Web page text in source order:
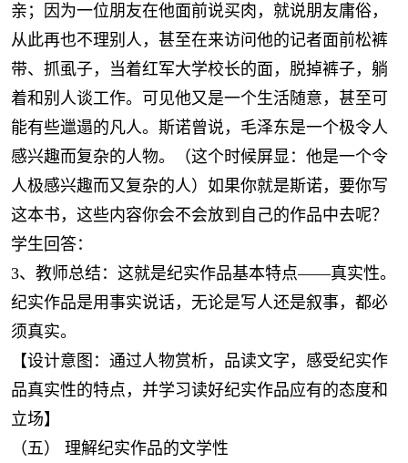
亲；因为一位朋友在他面前说买肉，就说朋友庸俗，
从此再也不理别人，甚至在来访问他的记者面前松裤
带、抓虱子，当着红军大学校长的面，脱掉裤子，躺
着和别人谈工作。可见他又是一个生活随意，甚至可
能有些邋遢的凡人。斯诺曾说，毛泽东是一个极令人
感兴趣而复杂的人物。（这个时候屏显：他是一个令
人极感兴趣而又复杂的人）如果你就是斯诺，要你写
这本书，这些内容你会不会放到自己的作品中去呢？
学生回答：
3、教师总结：这就是纪实作品基本特点——真实性。
纪实作品是用事实说话，无论是写人还是叙事，都必
须真实。
【设计意图：通过人物赏析，品读文字，感受纪实作
品真实性的特点，并学习读好纪实作品应有的态度和
立场】
（五） 理解纪实作品的文学性